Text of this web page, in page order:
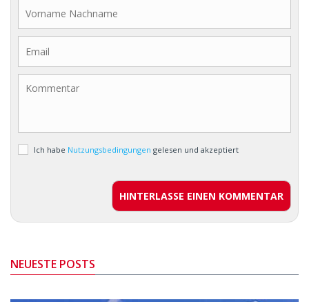
Ich habe Nutzungsbedingungen gelesen und akzeptiert
HINTERLASSE EINEN KOMMENTAR
NEUESTE POSTS